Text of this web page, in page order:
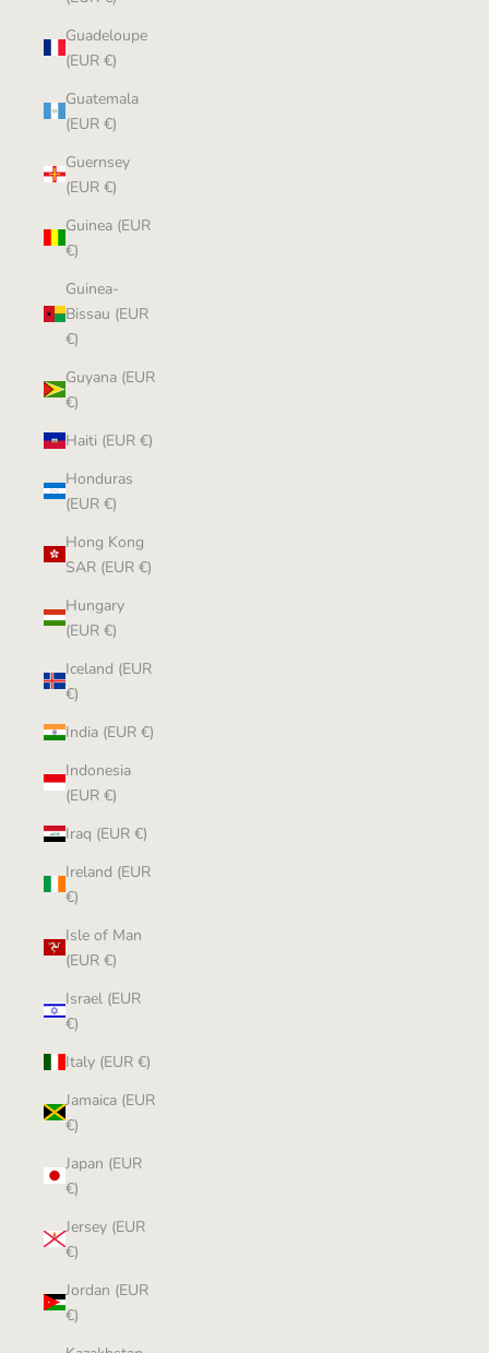
Guadeloupe
(EUR €)
Guatemala
(EUR €)
Guernsey
(EUR €)
Guinea (EUR
€)
Guinea-
Bissau (EUR
€)
Guyana (EUR
€)
Haiti (EUR €)
Honduras
(EUR €)
Hong Kong
SAR (EUR €)
Hungary
(EUR €)
Iceland (EUR
€)
India (EUR €)
Indonesia
(EUR €)
Iraq (EUR €)
Ireland (EUR
€)
Isle of Man
(EUR €)
Israel (EUR
€)
Italy (EUR €)
Jamaica (EUR
€)
Japan (EUR
€)
Jersey (EUR
€)
Jordan (EUR
€)